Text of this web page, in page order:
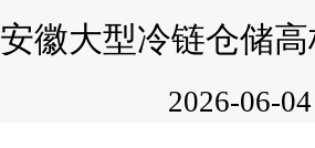
安徽大型冷链仓储
2026-06-04